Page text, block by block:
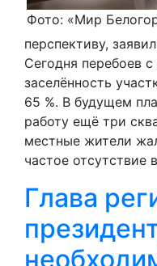
Фото: «Мир
перспективу,
Сегодня перебоев
заселённость
65 %. В будущем
работу ещё три
местные жители
частое отсутствие
Глава